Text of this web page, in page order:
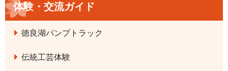
体験・交流ガイド
徳良湖パンプトラック
伝統工芸体験